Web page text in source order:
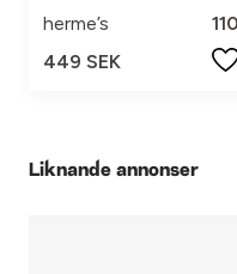
herme’s
110
449 SEK
Liknande annonser